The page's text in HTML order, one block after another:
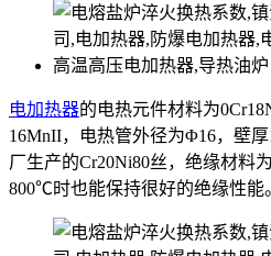
电加热器的电热元件材料为
16MnII，电热管外径为Φ16，壁
厂生产的Cr20Ni80丝，绝缘材料
800℃时也能保持很好的绝缘性能